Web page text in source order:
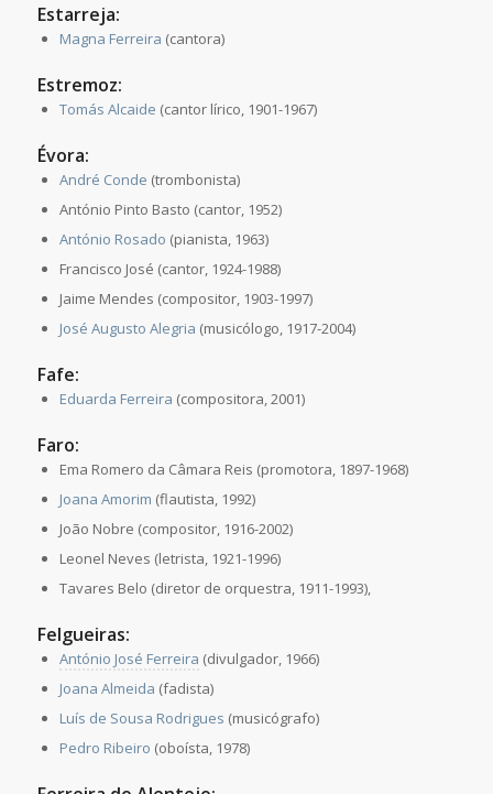
Estarreja:
Magna Ferreira (cantora)
Estremoz:
Tomás Alcaide (cantor lírico, 1901-1967)
Évora:
André Conde (trombonista)
António Pinto Basto (cantor, 1952)
António Rosado (pianista, 1963)
Francisco José (cantor, 1924-1988)
Jaime Mendes (compositor, 1903-1997)
José Augusto Alegria (musicólogo, 1917-2004)
Fafe:
Eduarda Ferreira (compositora, 2001)
Faro:
Ema Romero da Câmara Reis (promotora, 1897-1968)
Joana Amorim (flautista, 1992)
João Nobre (compositor, 1916-2002)
Leonel Neves (letrista, 1921-1996)
Tavares Belo (diretor de orquestra, 1911-1993),
Felgueiras:
António José Ferreira (divulgador, 1966)
Joana Almeida (fadista)
Luís de Sousa Rodrigues (musicógrafo)
Pedro Ribeiro (oboísta, 1978)